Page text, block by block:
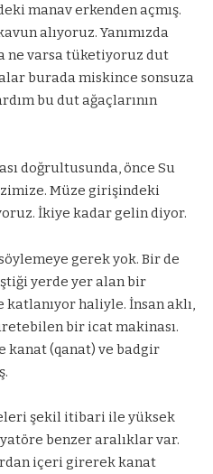
manav erkenden açmış.
alıyoruz. Yanımızda
ne varsa tüketiyoruz dut
burada miskince sonsuza
bu dut ağaçlarının
doğrultusunda, önce Su
Müze girişindeki
İkiye kadar gelin diyor.
gerek yok. Bir de
yerde yer alan bir
katlanıyor haliyle. İnsan aklı,
bir icat makinası.
kanat (qanat) ve badgir
şekil itibari ile yüksek
benzer aralıklar var.
içeri girerek kanat